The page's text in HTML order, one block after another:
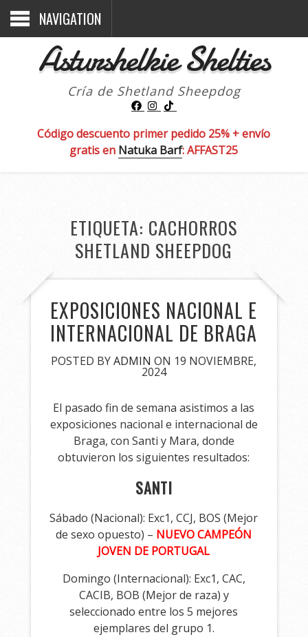
NAVIGATION
Asturshelkie Shelties
Cría de Shetland Sheepdog
Código descuento primer pedido 25% + envío
gratis en Natuka Barf: AFFAST25
ETIQUETA: CACHORROS
SHETLAND SHEEPDOG
EXPOSICIONES NACIONAL E
INTERNACIONAL DE BRAGA
POSTED BYADMIN ON 19 NOVIEMBRE,
2024
El pasado fin de semana asistimos a las
exposiciones nacional e internacional de
Braga, con Santi y Mara, donde
obtuvieron los siguientes resultados:
SANTI
Sábado (Nacional): Exc1, CCJ, BOS (Mejor
de sexo opuesto) – NUEVO CAMPEÓN
JOVEN DE PORTUGAL
Domingo (Internacional): Exc1, CAC,
CACIB, BOB (Mejor de raza) y
seleccionado entre los 5 mejores
ejemplares del grupo 1.